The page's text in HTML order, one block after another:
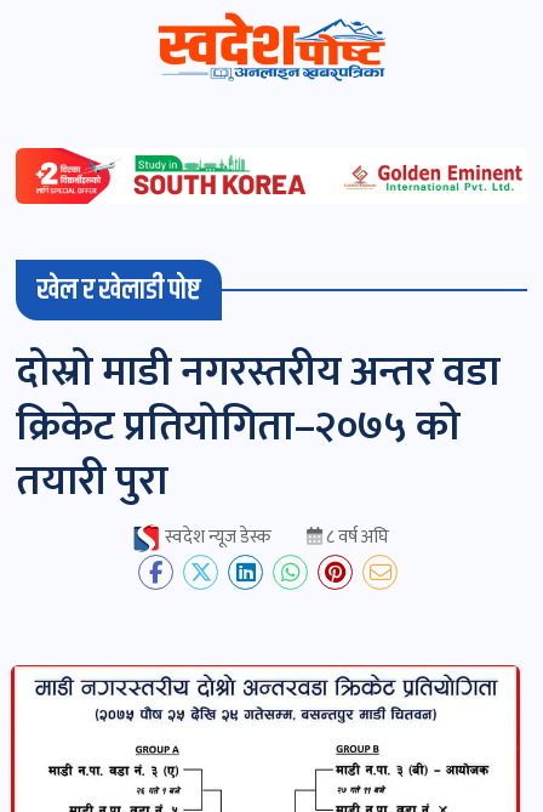
विशेष
माडी
(स्थानीय)
खबर
पोष्ट
खबर
खबर
खेल र खेलाडी पोष्ट
दोस्रो माडी नगरस्तरीय अन्तर वडा
क्रिकेट प्रतियोगिता–२०७५ को
तयारी पुरा
स्वदेश न्यूज डेस्क ८ वर्ष अघि